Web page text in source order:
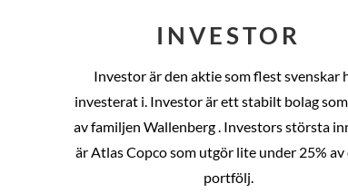
INVESTOR
Investor är den aktie som flest svenskar
investerat i. Investor är ett stabilt bolag
av familjen Wallenberg . Investors största
är Atlas Copco som utgör lite under 25% av
portfölj.